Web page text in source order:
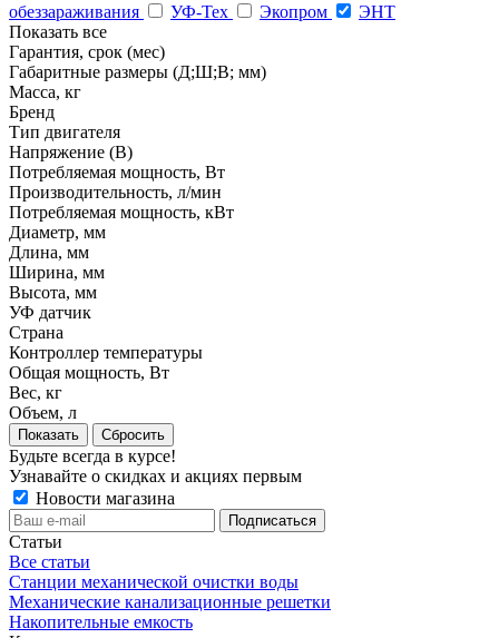
обеззараживания
УФ-Тех Экопром
ЭНТ
Показать все
Гарантия, срок (мес)
Габаритные размеры (Д;Ш;В; мм)
Масса, кг
Бренд
Тип двигателя
Напряжение (В)
Потребляемая мощность, Вт
Производительность, л/мин
Потребляемая мощность, кВт
Диаметр, мм
Длина, мм
Ширина, мм
Высота, мм
УФ датчик
Страна
Контроллер температуры
Общая мощность, Вт
Вес, кг
Объем, л
Сбросить
Будьте всегда в курсе!
Узнавайте о скидках и акциях первым
Новости магазина
Статьи
Все статьи
Станции механической очистки воды
Механические канализационные решетки
Накопительные емкость